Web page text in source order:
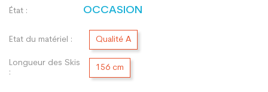
État : OCCASION
Etat du matériel : Qualité A
Longueur des Skis
:
156 cm